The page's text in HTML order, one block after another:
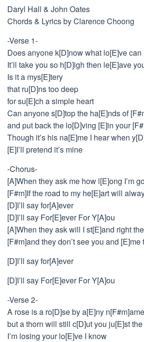
Daryl Hall & John Oates
Chords & Lyrics by Clarence Choong
-Verse 1-
Does anyone k[D]now what lo[E]ve can
It’ll take you so h[D]igh then le[E]ave
Is it a mys[E]tery
that ru[D]ns too deep
for su[E]ch a simple heart
Can anyone s[D]top the ha[E]nds of
and put back the lo[D]ving [E]in your
Though it’s his na[E]me I hear when
[E]I’ll pretend it’s mine
-Chorus-
[A]When they ask me how l[E]ong I’m
[F#m]If the road to my he[E]art will
[D]I’ll say for[A]ever
[D]I’ll say For[E]ever For Y[A]ou
[A]When they ask will I st[E]and right
[F#m]and they don’t see you and
[D]I’ll say for[A]ever
[D]I’ll say For[E]ever For Y[A]ou
-Verse 2-
A rose is a ro[D]se by a[E]ny n[F#m]ame
but a thorn will still c[D]ut you ju[E]st
I’m losing your lo[E]ve I know